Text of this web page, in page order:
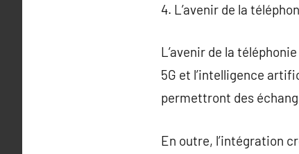
4. L’avenir de la
L’avenir de la
5G et l’intelligence
permettront des
En outre, l’intégration